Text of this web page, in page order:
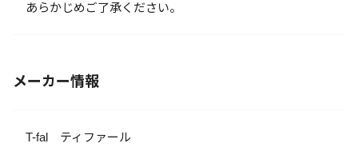
あらかじめご了承ください。
メーカー情報
T-fal ティファール